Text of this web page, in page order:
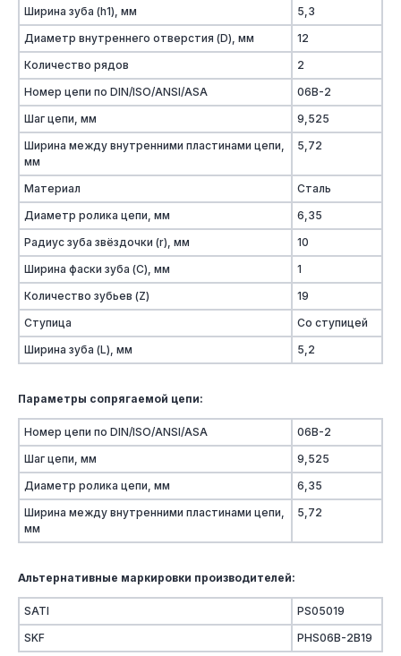
Ширина зуба (h1), мм
5,3
Диаметр внутреннего отверстия (D), мм
12
Количество рядов
2
Номер цепи по DIN/ISO/ANSI/ASA
06B-2
Шаг цепи, мм
9,525
Ширина между внутренними пластинами цепи,
мм
5,72
Материал
Сталь
Диаметр ролика цепи, мм
6,35
Радиус зуба звёздочки (r), мм
10
Ширина фаски зуба (C), мм
1
Количество зубьев (Z)
19
Ступица
Со ступицей
Ширина зуба (L), мм
5,2
Параметры сопрягаемой цепи:
Номер цепи по DIN/ISO/ANSI/ASA
06B-2
Шаг цепи, мм
9,525
Диаметр ролика цепи, мм
6,35
Ширина между внутренними пластинами цепи,
мм
5,72
Альтернативные маркировки производителей:
SATI
PS05019
SKF
PHS06B-2B19